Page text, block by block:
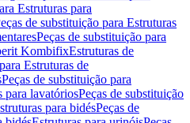
Estruturas para
de substituição para Estruturas
Peças de substituição para
KombifixEstruturas de
Estruturas de
Peças de substituição para
para lavatóriosPeças de substituição
para bidésPeças de